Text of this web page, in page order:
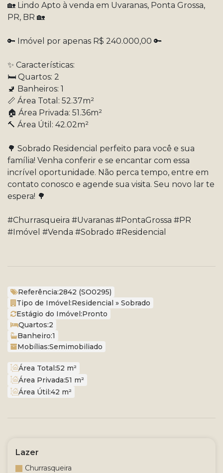
🏡 Lindo Apto à venda em Uvaranas, Ponta Grossa,
PR, BR 🏡
🔑 Imóvel por apenas R$ 240.000,00 🔑
✨ Características:
🛏️ Quartos: 2
🚽 Banheiros: 1
📏 Área Total: 52.37m²
🏠 Área Privada: 51.36m²
🔨 Área Útil: 42.02m²
🌳 Sobrado Residencial perfeito para você e sua
família! Venha conferir e se encantar com essa
incrível oportunidade. Não perca tempo, entre em
contato conosco e agende sua visita. Seu novo lar te
espera! 🌳
#Churrasqueira #Uvaranas #PontaGrossa #PR
#Imóvel #Venda #Sobrado #Residencial
Referência:2842 (SO0295)
Tipo de Imóvel:Residencial » Sobrado
Estágio do Imóvel:Pronto
Quartos:2
Banheiro:1
Mobílias:Semimobiliado
Área Total:52 m²
Área Privada:51 m²
Área Útil:42 m²
Lazer
Churrasqueira